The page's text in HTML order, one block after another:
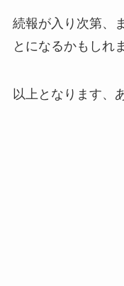
続報が入り次第、
とになるかもしれ
以上となります、